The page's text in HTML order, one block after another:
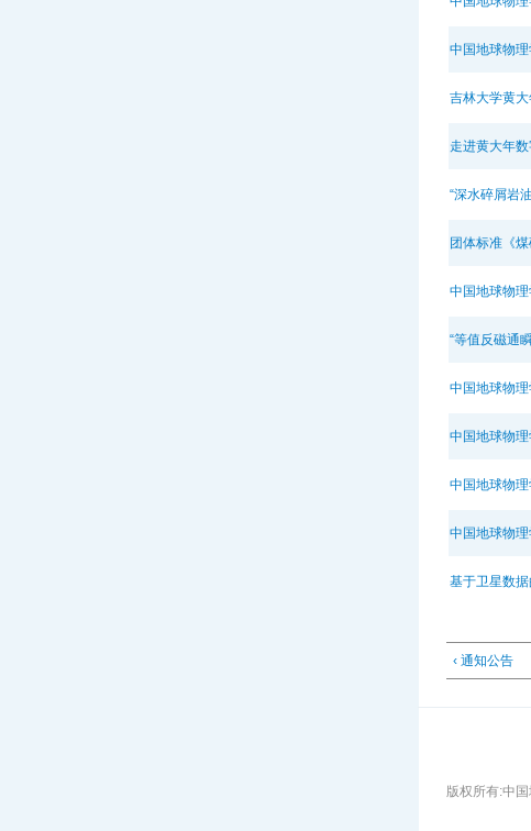
中国地球物
吉林大学黄
走进黄大年
“深水碎屑岩
团体标准《
中国地球物
“等值反磁通
中国地球物理
中国地球物
中国地球物
中国地球物
基于卫星数
‹ 通知公告
版权所有:中